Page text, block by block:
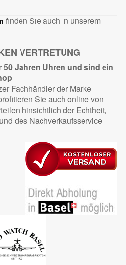
finden Sie auch in unserem
VERTRETUNG
50 Jahren Uhren und sind ein
Fachhändler der Marke
Sie auch online von
hinsichtlich der Echtheit,
des Nachverkaufsservice